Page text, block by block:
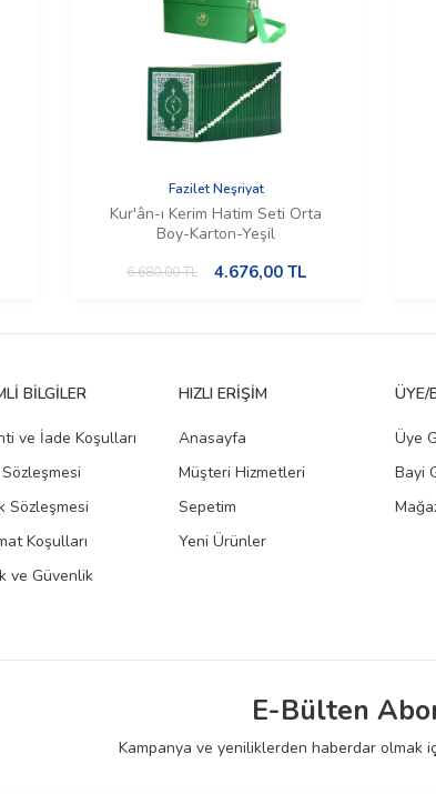
Fazilet Neşriyat
Kur'ân-ı Kerim Hatim Seti Orta
Boy-Karton-Yeşil
6.680,00TL 4.676,00TL
BILGILER
ve İade Koşulları
Sözleşmesi
Sözleşmesi
Koşulları
ve Güvenlik
HIZLI ERIŞIM
Anasayfa
Müşteri Hizmetleri
Sepetim
Yeni Ürünler
ÜYE/
Üye
Bayi
E-Bülten
Kampanya ve yeniliklerden haberdar olmak